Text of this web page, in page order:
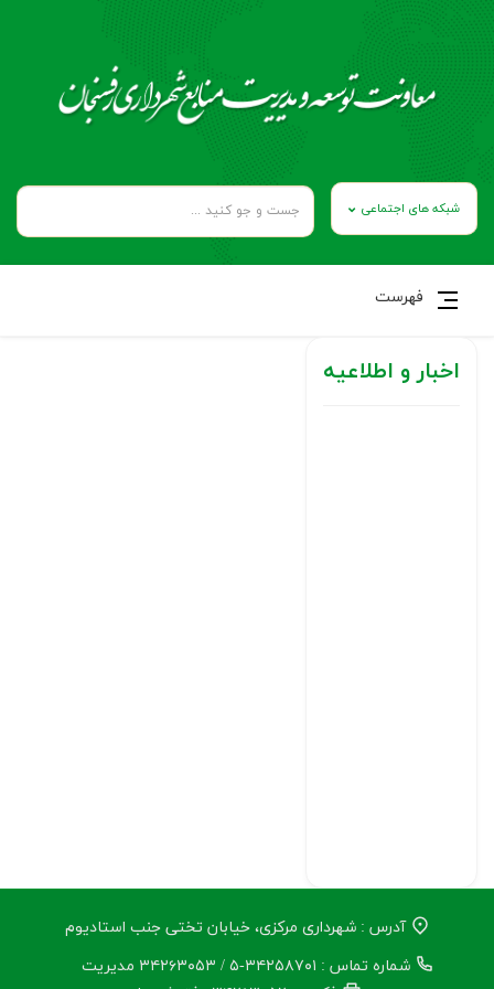
شبکه های اجتماعی
فهرست
اخبار و اطلاعیه
آدرس : شهرداری مرکزی، خیابان تختی جنب استادیوم
شماره تماس : ۳۴۲۵۸۷۰۱-۵ / ۳۴۲۶۳۰۵۳ مدیریت